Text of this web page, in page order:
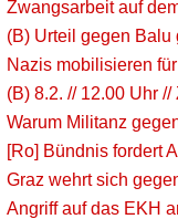
Zwangsarbeit auf
(B) Urteil gegen Balu
Nazis mobilisieren
(B) 8.2. // 12.00 Uhr
Warum Militanz
[Ro] Bündnis fordert
Graz wehrt sich
Angriff auf das EKH